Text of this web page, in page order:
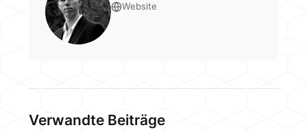
Website
Verwandte Beiträge